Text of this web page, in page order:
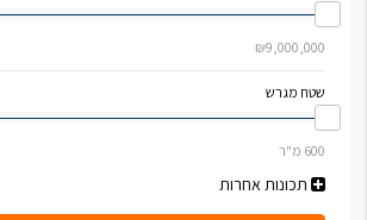
שטח מגרש
תכונות אחרות